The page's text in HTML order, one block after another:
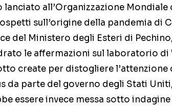
all’Organizzazione Mondiale
sull’origine della pandemia di
del Ministero degli Esteri di
le affermazioni sul laboratorio di
create per distogliere l’attenzione
da parte del governo degli Stati
essere invece messa sotto indagine